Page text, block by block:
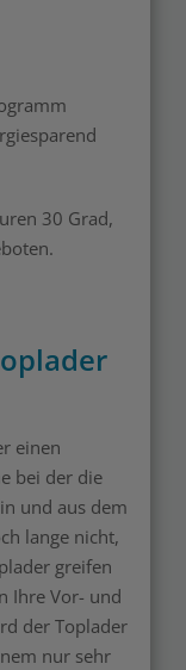
30 Grad,
einen
bei der die
und aus dem
lange nicht,
greifen
Ihre Vor- und
der Toplader
nur sehr